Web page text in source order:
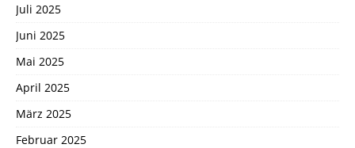
Juli 2025
Juni 2025
Mai 2025
April 2025
März 2025
Februar 2025